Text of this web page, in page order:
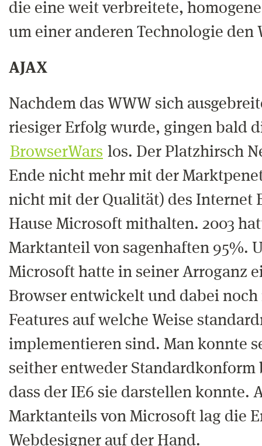
die eine weit verbreitete,
um einer anderen Technologie den
AJAX
Nachdem das WWW sich
riesiger Erfolg wurde, gingen bald
BrowserWars los. Der Platzhirsch
Ende nicht mehr mit der
nicht mit der Qualität) des Internet
Hause Microsoft mithalten. 2003
Marktanteil von sagenhaften 95%.
Microsoft hatte in seiner Arroganz
Browser entwickelt und dabei
Features auf welche Weise
implementieren sind. Man konnte
seither entweder Standardkonform
dass der IE6 sie darstellen konnte.
Marktanteils von Microsoft lag die
Webdesigner auf der Hand.